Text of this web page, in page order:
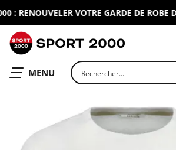
: RENOUVELER VOTRE GARDE DE ROBE
OUVRIR LE
MENU Rechercher un produit